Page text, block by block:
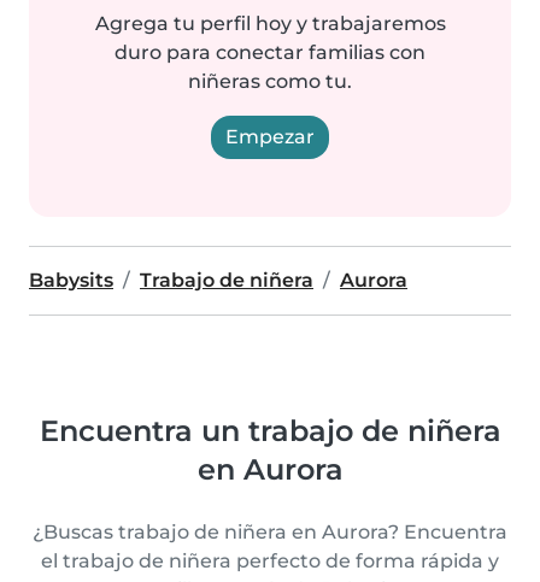
Agrega tu perfil hoy y trabajaremos
duro para conectar familias con
niñeras como tu.
Empezar
Babysits Trabajo de niñera Aurora
Encuentra un trabajo de niñera
en Aurora
¿Buscas trabajo de niñera en Aurora? Encuentra
el trabajo de niñera perfecto de forma rápida y